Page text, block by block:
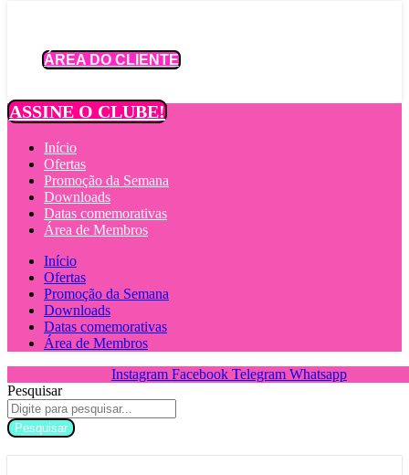
conteúdoÁREA DO CLIENTE
ASSINE O CLUBE!
Início
Ofertas
Promoção da Semana
Downloads
Datas comemorativas
Área de Membros
Início
Ofertas
Promoção da Semana
Downloads
Datas comemorativas
Área de Membros
Instagram Facebook Telegram Whatsapp
Pesquisar
Pesquisar